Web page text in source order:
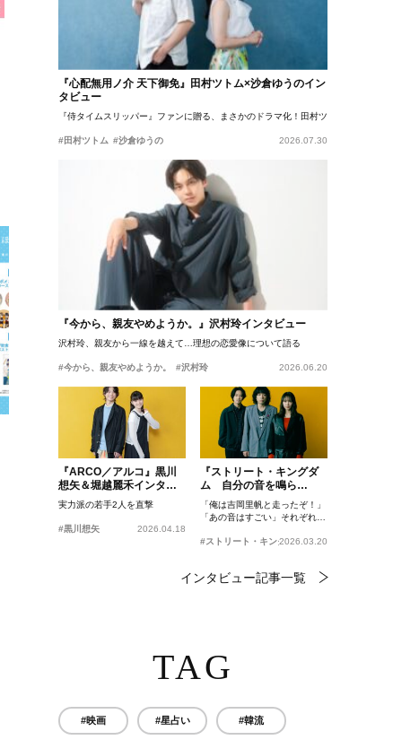
『心配無用ノ介 天下御免』田村ツトム×沙倉ゆうのイン
タビュー
『侍タイムスリッパー』ファンに贈る、まさかのドラマ化！田村ツトム×沙倉ゆうのが語
#田村ツトム #沙倉ゆうの 2026.07.30
『今から、親友やめようか。』沢村玲インタビュー
沢村玲、親友から一線を越えて…理想の恋愛像について語る
#今から、親友やめようか。 #沢村玲 2026.06.20
『ARCO／アルコ』黒川
想矢＆堀越麗禾インタビ
ュー
実力派の若手2人を直撃
#黒川想矢 2026.04.18
『ストリート・キングダ
ム 自分の音を鳴ら
せ。』峯田和伸、若葉竜
也、吉岡里帆インタビュ
ー
「俺は吉岡里帆と走ったぞ！」
「あの音はすごい」それぞれの
#ストリート・キングダム 自分の音を鳴らせ。
2026.03.20
インタビュー記事一覧
TAG
#映画 #星占い #韓流